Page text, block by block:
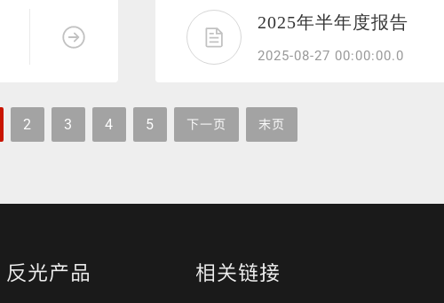
2025年半年度报告
2025-08-27 00:00:00.0
2 3 4 5 下一页 末页
反光产品 相关链接